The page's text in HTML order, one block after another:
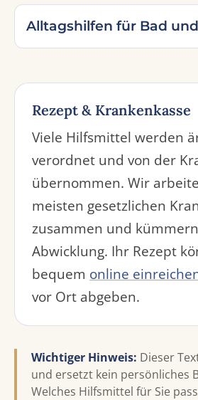
Alltagshilfen für Bad
Rezept & Krankenkasse
Viele Hilfsmittel werden
verordnet und von der
übernommen. Wir
meisten gesetzlichen
zusammen und
Abwicklung. Ihr Rezept
bequem online
vor Ort abgeben.
Wichtiger Hinweis: Dieser
und ersetzt kein persönliches
Welches Hilfsmittel für Sie